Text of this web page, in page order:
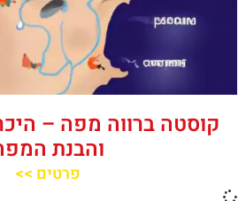
קוסטה ברווה מפה –
והבנת
פרטים >>